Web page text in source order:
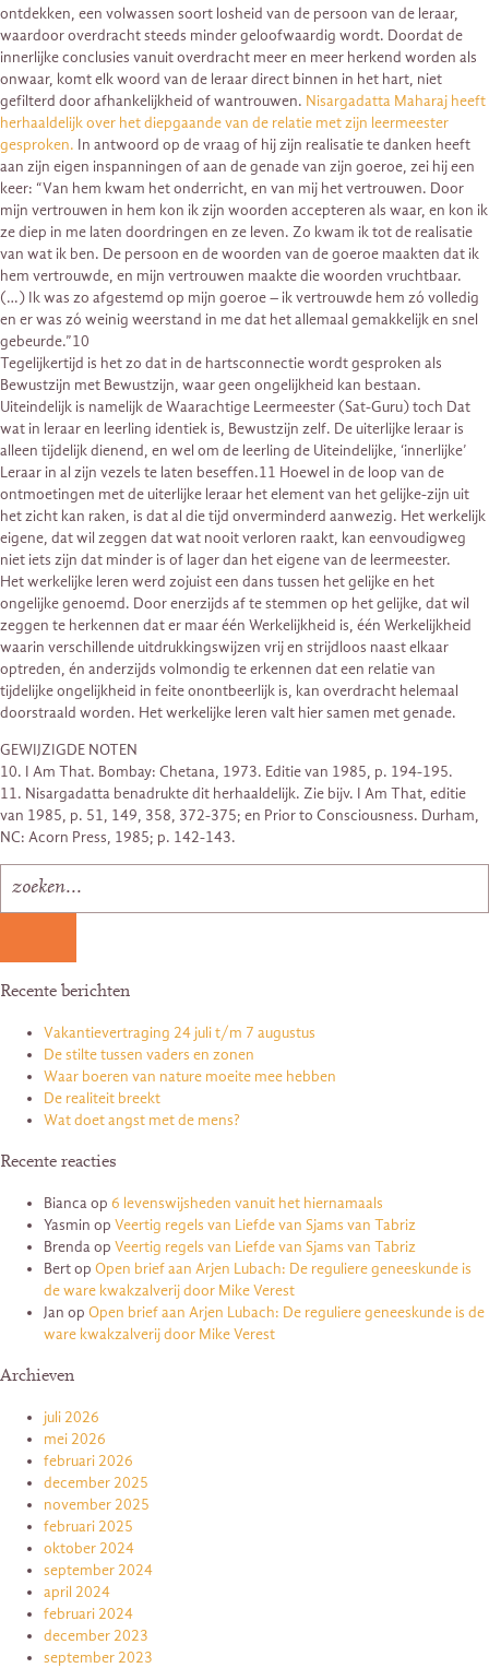
ontdekken, een volwassen soort losheid van de persoon van de leraar,
waardoor overdracht steeds minder geloofwaardig wordt. Doordat de
innerlijke conclusies vanuit overdracht meer en meer herkend worden als
onwaar, komt elk woord van de leraar direct binnen in het hart, niet
gefilterd door afhankelijkheid of wantrouwen. Nisargadatta Maharaj heeft
herhaaldelijk over het diepgaande van de relatie met zijn leermeester
gesproken. In antwoord op de vraag of hij zijn realisatie te danken heeft
aan zijn eigen inspanningen of aan de genade van zijn goeroe, zei hij een
keer: “Van hem kwam het onderricht, en van mij het vertrouwen. Door
mijn vertrouwen in hem kon ik zijn woorden accepteren als waar, en kon ik
ze diep in me laten doordringen en ze leven. Zo kwam ik tot de realisatie
van wat ik ben. De persoon en de woorden van de goeroe maakten dat ik
hem vertrouwde, en mijn vertrouwen maakte die woorden vruchtbaar.
(…) Ik was zo afgestemd op mijn goeroe – ik vertrouwde hem zó volledig
en er was zó weinig weerstand in me dat het allemaal gemakkelijk en snel
gebeurde.”10
Tegelijkertijd is het zo dat in de hartsconnectie wordt gesproken als
Bewustzijn met Bewustzijn, waar geen ongelijkheid kan bestaan.
Uiteindelijk is namelijk de Waarachtige Leermeester (Sat-Guru) toch Dat
wat in leraar en leerling identiek is, Bewustzijn zelf. De uiterlijke leraar is
alleen tijdelijk dienend, en wel om de leerling de Uiteindelijke, ‘innerlijke’
Leraar in al zijn vezels te laten beseffen.11 Hoewel in de loop van de
ontmoetingen met de uiterlijke leraar het element van het gelijke-zijn uit
het zicht kan raken, is dat al die tijd onverminderd aanwezig. Het werkelijk
eigene, dat wil zeggen dat wat nooit verloren raakt, kan eenvoudigweg
niet iets zijn dat minder is of lager dan het eigene van de leermeester.
Het werkelijke leren werd zojuist een dans tussen het gelijke en het
ongelijke genoemd. Door enerzijds af te stemmen op het gelijke, dat wil
zeggen te herkennen dat er maar één Werkelijkheid is, één Werkelijkheid
waarin verschillende uitdrukkingswijzen vrij en strijdloos naast elkaar
optreden, én anderzijds volmondig te erkennen dat een relatie van
tijdelijke ongelijkheid in feite onontbeerlijk is, kan overdracht helemaal
doorstraald worden. Het werkelijke leren valt hier samen met genade.
GEWIJZIGDE NOTEN
10. I Am That. Bombay: Chetana, 1973. Editie van 1985, p. 194-195.
11. Nisargadatta benadrukte dit herhaaldelijk. Zie bijv. I Am That, editie
van 1985, p. 51, 149, 358, 372-375; en Prior to Consciousness. Durham,
NC: Acorn Press, 1985; p. 142-143.
Recente berichten
Vakantievertraging 24 juli t/m 7 augustus
De stilte tussen vaders en zonen
Waar boeren van nature moeite mee hebben
De realiteit breekt
Wat doet angst met de mens?
Recente reacties
Biancaop 6 levenswijsheden vanuit het hiernamaals
Yasmin op Veertig regels van Liefde van Sjams van Tabriz
Brendaop Veertig regels van Liefde van Sjams van Tabriz
Bertop Open brief aan Arjen Lubach: De reguliere geneeskunde is
de ware kwakzalverij door Mike Verest
Jan op Open brief aan Arjen Lubach: De reguliere geneeskunde is de
ware kwakzalverij door Mike Verest
Archieven
juli 2026
mei 2026
februari 2026
december 2025
november 2025
februari 2025
oktober 2024
september 2024
april 2024
februari 2024
december 2023
september 2023